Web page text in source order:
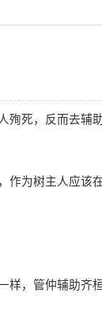
殉死，反而去辅
作为树主人应该
样，管仲辅助齐